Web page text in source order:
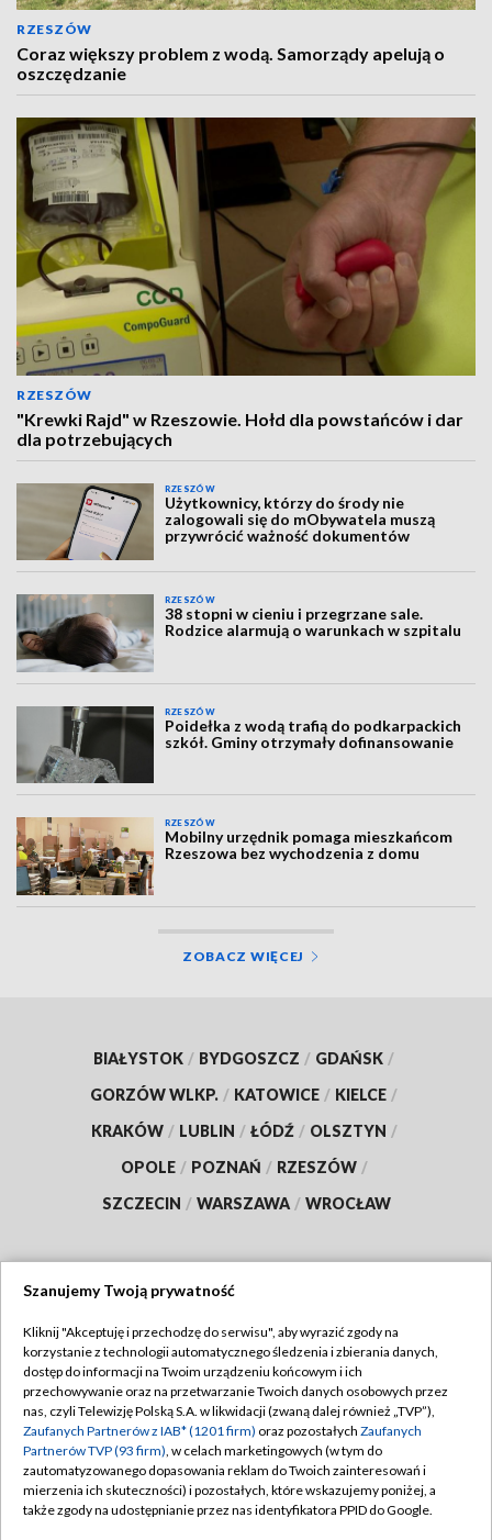
RZESZÓW
Coraz większy problem z wodą. Samorządy apelują o
oszczędzanie
RZESZÓW
"Krewki Rajd" w Rzeszowie. Hołd dla powstańców i dar
dla potrzebujących
RZESZÓW
Użytkownicy, którzy do środy nie
zalogowali się do mObywatela muszą
przywrócić ważność dokumentów
RZESZÓW
38 stopni w cieniu i przegrzane sale.
Rodzice alarmują o warunkach w szpitalu
RZESZÓW
Poidełka z wodą trafią do podkarpackich
szkół. Gminy otrzymały dofinansowanie
RZESZÓW
Mobilny urzędnik pomaga mieszkańcom
Rzeszowa bez wychodzenia z domu
ZOBACZ WIĘCEJ
BIAŁYSTOK / BYDGOSZCZ / GDAŃSK /
GORZÓW WLKP. / KATOWICE / KIELCE /
KRAKÓW / LUBLIN / ŁÓDŹ / OLSZTYN /
OPOLE / POZNAŃ / RZESZÓW /
SZCZECIN / WARSZAWA / WROCŁAW
TVP
Abonament TVP
Emisja w TVP
Centrum informacji TVP
Naziemna Telewizja Cyfrowa
Regulamin TVP
Polityka prywatności
Moje zgody
Pomoc
Szanujemy Twoją prywatność
Kliknij "Akceptuję i przechodzę do serwisu", aby wyrazić zgody na
korzystanie z technologii automatycznego śledzenia i zbierania danych,
dostęp do informacji na Twoim urządzeniu końcowym i ich
przechowywanie oraz na przetwarzanie Twoich danych osobowych przez
nas, czyli Telewizję Polską S.A. w likwidacji (zwaną dalej również „TVP”),
Zaufanych Partnerów z IAB* (1201 firm) oraz pozostałych Zaufanych
Partnerów TVP (93 firm), w celach marketingowych (w tym do
zautomatyzowanego dopasowania reklam do Twoich zainteresowań i
mierzenia ich skuteczności) i pozostałych, które wskazujemy poniżej, a
także zgody na udostępnianie przez nas identyfikatora PPID do Google.